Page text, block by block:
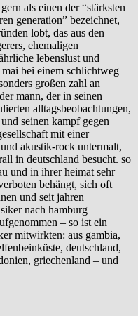
als einen der “stärksten
generation” bezeichnet,
lobt, das aus den
ehemaligen
lebenslust und
bei einem schlichtweg
großen zahl an
mann, der in seinen
alltagsbeobachtungen,
seinen kampf gegen
mit einer
akustik-rock untermalt,
in deutschland besucht. so
und in ihrer heimat sehr
behängt, sich oft
und seit jahren
nach hamburg
– so ist ein
mitwirkten: aus gambia,
deutschland,
griechenland – und